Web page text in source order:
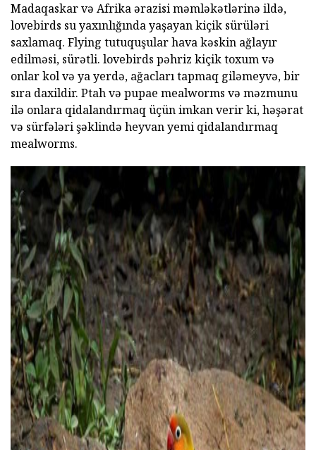
Madaqaskar və Afrika ərazisi məmləkətlərinə ildə,
lovebirds su yaxınlığında yaşayan kiçik sürüləri
saxlamaq. Flying tutuquşular hava kəskin ağlayır
edilməsi, sürətli. lovebirds pəhriz kiçik toxum və
onlar kol və ya yerdə, ağacları tapmaq giləmeyvə, bir
sıra daxildir. Ptah və pupae mealworms və məzmunu
ilə onlara qidalandırmaq üçün imkan verir ki, həşərat
və sürfələri şəklində heyvan yemi qidalandırmaq
mealworms.